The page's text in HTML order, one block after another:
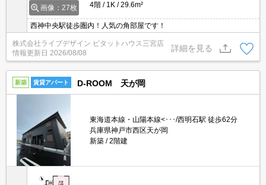
画像：27枚
4階
1K 29.6m²
西神中央駅徒歩圏内！人気の角部屋です！
株式会社ライブデザイン ピタットハウス三宮店
情報更新日 2026/08/08
詳細を見る
新築 賃貸アパート D-ROOM 天が岡
東海道本線・山陽本線<･･･/西明石駅 徒歩62分
兵庫県神戸市西区天が岡
新築
2階建